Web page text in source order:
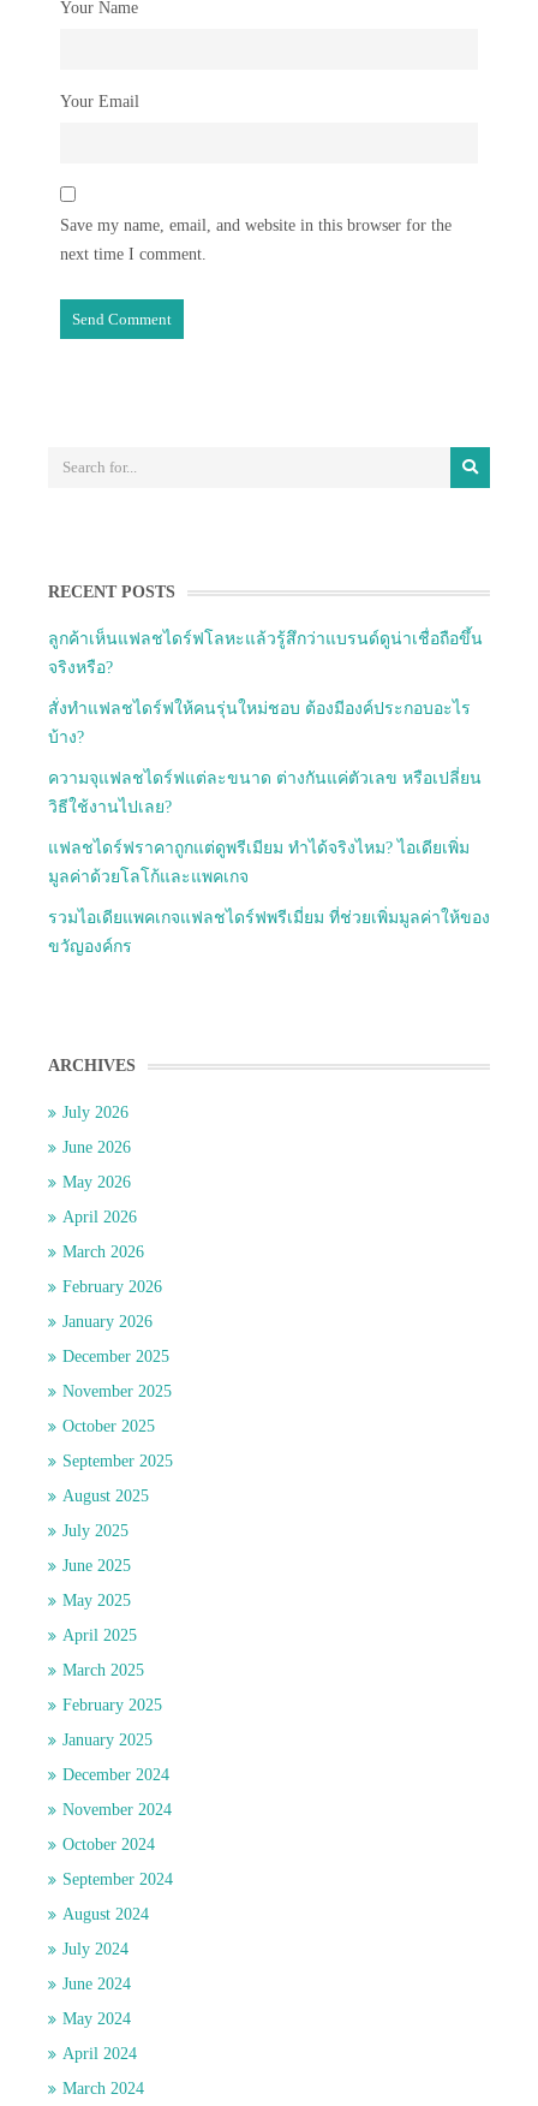
Your Name
Your Email
Save my name, email, and website in this browser for the
next time I comment.
RECENT POSTS
ลูกค้าเห็นแฟลชไดร์ฟโลหะแล้วรู้สึกว่าแบรนด์ดูน่าเชื่อถือขึ้น
จริงหรือ?
สั่งทำแฟลชไดร์ฟให้คนรุ่นใหม่ชอบ ต้องมีองค์ประกอบอะไร
บ้าง?
ความจุแฟลชไดร์ฟแต่ละขนาด ต่างกันแค่ตัวเลข หรือเปลี่ยน
วิธีใช้งานไปเลย?
แฟลชไดร์ฟราคาถูกแต่ดูพรีเมียม ทำได้จริงไหม? ไอเดียเพิ่ม
มูลค่าด้วยโลโก้และแพคเกจ
รวมไอเดียแพคเกจแฟลชไดร์ฟพรีเมี่ยม ที่ช่วยเพิ่มมูลค่าให้ของ
ขวัญองค์กร
ARCHIVES
July 2026
June 2026
May 2026
April 2026
March 2026
February 2026
January 2026
December 2025
November 2025
October 2025
September 2025
August 2025
July 2025
June 2025
May 2025
April 2025
March 2025
February 2025
January 2025
December 2024
November 2024
October 2024
September 2024
August 2024
July 2024
June 2024
May 2024
April 2024
March 2024